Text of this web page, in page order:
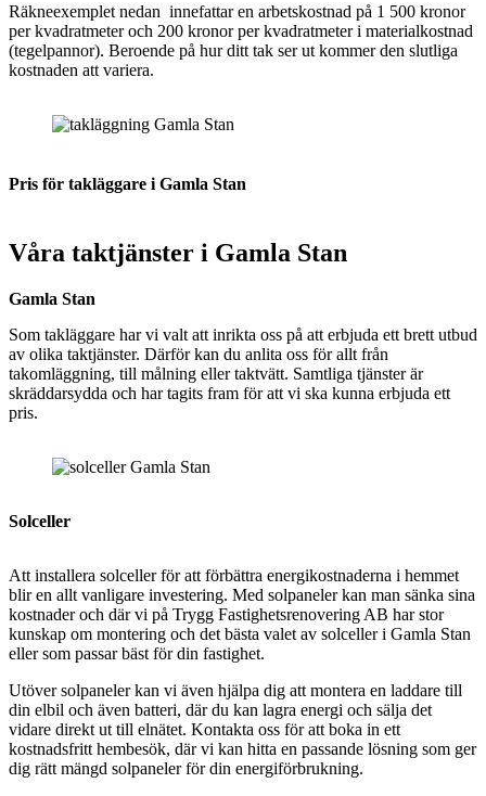
Räkneexemplet nedan innefattar en arbetskostnad på 1 500 kronor
per kvadratmeter och 200 kronor per kvadratmeter i materialkostnad
(tegelpannor). Beroende på hur ditt tak ser ut kommer den slutliga
kostnaden att variera.
Pris för takläggare i Gamla Stan
Våra taktjänster i Gamla Stan
Gamla Stan
Som takläggare har vi valt att inrikta oss på att erbjuda ett brett utbud
av olika taktjänster. Därför kan du anlita oss för allt från
takomläggning, till målning eller taktvätt. Samtliga tjänster är
skräddarsydda och har tagits fram för att vi ska kunna erbjuda ett
pris.
Solceller
Att installera solceller för att förbättra energikostnaderna i hemmet
blir en allt vanligare investering. Med solpaneler kan man sänka sina
kostnader och där vi på Trygg Fastighetsrenovering AB har stor
kunskap om montering och det bästa valet av solceller i Gamla Stan
eller som passar bäst för din fastighet.
Utöver solpaneler kan vi även hjälpa dig att montera en laddare till
din elbil och även batteri, där du kan lagra energi och sälja det
vidare direkt ut till elnätet. Kontakta oss för att boka in ett
kostnadsfritt hembesök, där vi kan hitta en passande lösning som ger
dig rätt mängd solpaneler för din energiförbrukning.